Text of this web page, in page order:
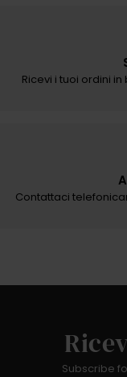
Ricevi i tuoi ordini
Contattaci
Subscribe